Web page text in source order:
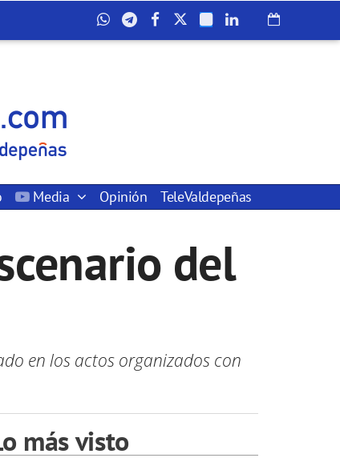
Media Opinión TeleValdepeñas
del
en los actos organizados con
más visto